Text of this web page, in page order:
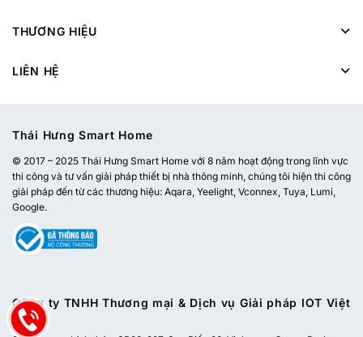
THƯƠNG HIỆU
LIÊN HỆ
Thái Hưng Smart Home
© 2017 – 2025 Thái Hưng Smart Home với 8 năm hoạt động trong lĩnh vực
thi công và tư vấn giải pháp thiết bị nhà thông minh, chúng tôi hiện thi công
giải pháp đến từ các thương hiệu: Aqara, Yeelight, Vconnex, Tuya, Lumi,
Google.
Công ty TNHH Thương mại & Dịch vụ Giải pháp IOT Việt
Nam